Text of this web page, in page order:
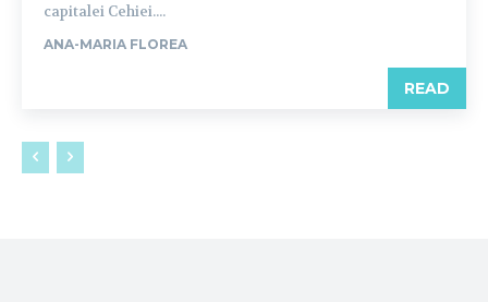
capitalei Cehiei....
ANA-MARIA FLOREA
READ